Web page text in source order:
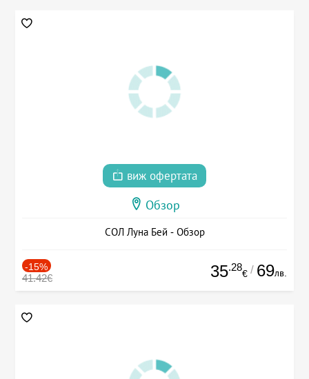
виж офертата
Обзор
СОЛ Луна Бей - Обзор
-15%
41.42€ 35.28
€ / 69лв.